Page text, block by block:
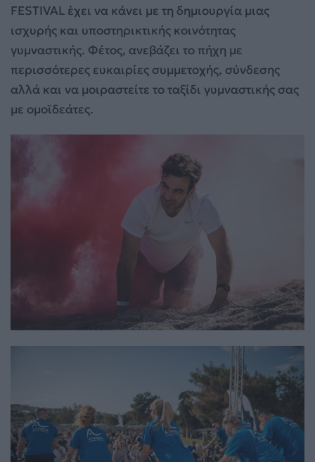
FESTIVAL έχει να κάνει με τη δημιουργία μιας
ισχυρής και υποστηρικτικής κοινότητας
γυμναστικής. Φέτος, ανεβάζει το πήχη με
περισσότερες ευκαιρίες συμμετοχής, σύνδεσης
αλλά και να μοιραστείτε το ταξίδι γυμναστικής σας
με ομοϊδεάτες.